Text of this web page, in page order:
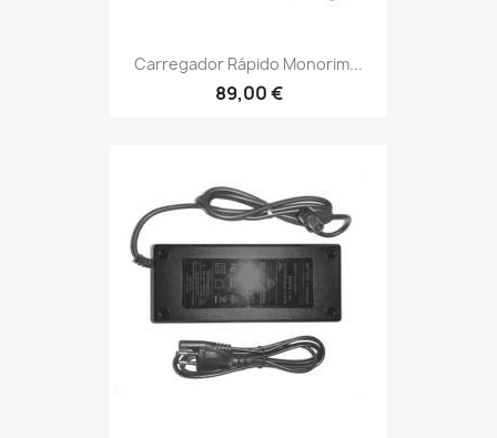
Carregador Rápido Monorim...
89,00 €